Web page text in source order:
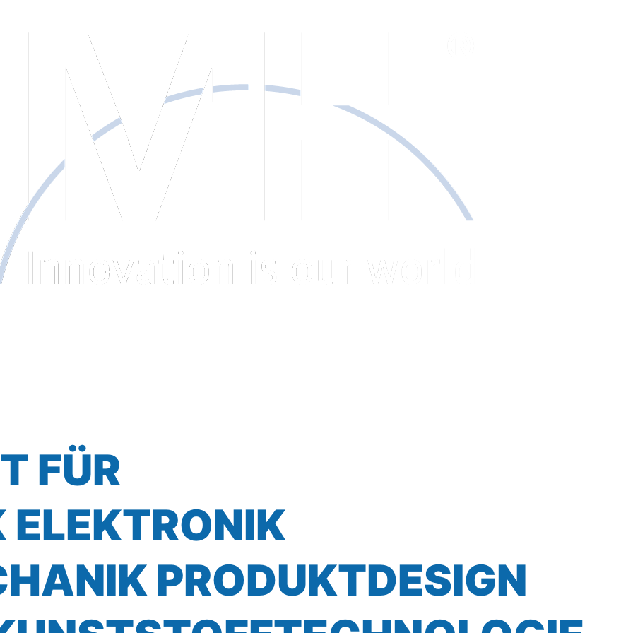
FÜR
ELEKTRONIK
PRODUKTDESIGN